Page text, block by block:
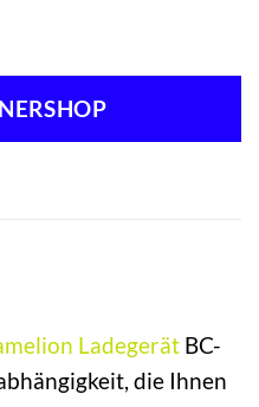
Ladegerät BC-
die Ihnen